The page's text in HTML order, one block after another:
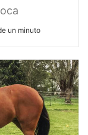
un minuto